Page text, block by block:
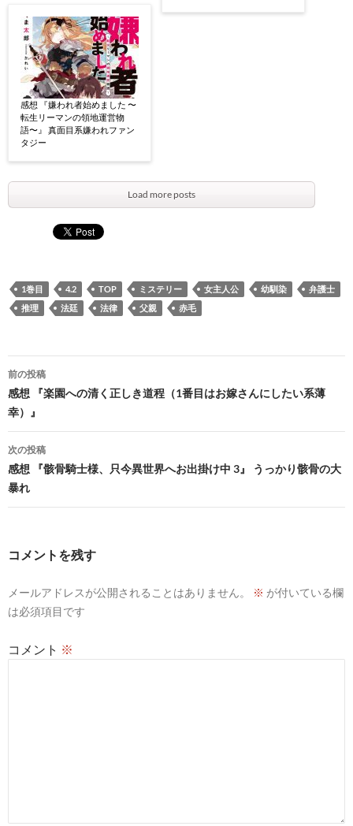
感想 『嫌われ者始めました 〜
転生リーマンの領地運営物
語〜』 真面目系嫌われファン
タジー
Load more posts
1巻目 4.2 TOP ミステリー 女主人公 幼馴染
弁護士
推理
法廷 法律 父親 赤毛
投
稿
ナ
ビ
ゲ
ー
ョ
ン
前の投稿
感想 『楽園への清く正しき道程（1番目はお嫁さんにしたい系薄
幸）』
次の投稿
感想 『骸骨騎士様、只今異世界へお出掛け中 3』 うっかり骸骨の大
暴れ
コメントを残す
メールアドレスが公開されることはありません。 ※ が付いている欄
は必須項目です
コメント ※